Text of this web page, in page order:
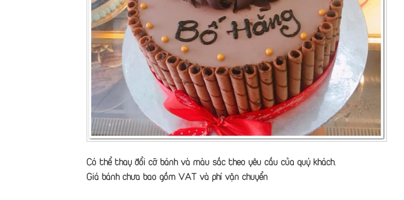
Có thể thay đổi cỡ bánh và màu sắc theo yêu cầu của quý khách.
Giá bánh chưa bao gồm VAT và phí vận chuyển